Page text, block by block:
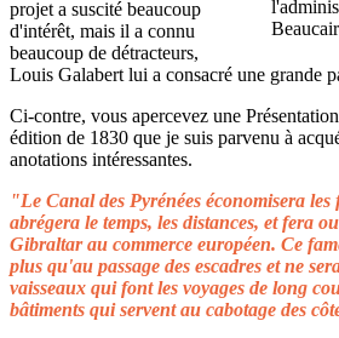
projet a suscité beaucoup
d'intérêt, mais il a connu
beaucoup de détracteurs,
Louis Galabert lui a consacré une grande
Ci-contre, vous apercevez une
édition de 1830 que je suis parvenu à
anotations intéressantes.
"Le Canal des Pyrénées économisera les
abrégera le temps, les distances, et fera
Gibraltar au commerce européen. Ce
plus qu'au passage des escadres et ne
vaisseaux qui font les voyages de long
bâtiments qui servent au cabotage des